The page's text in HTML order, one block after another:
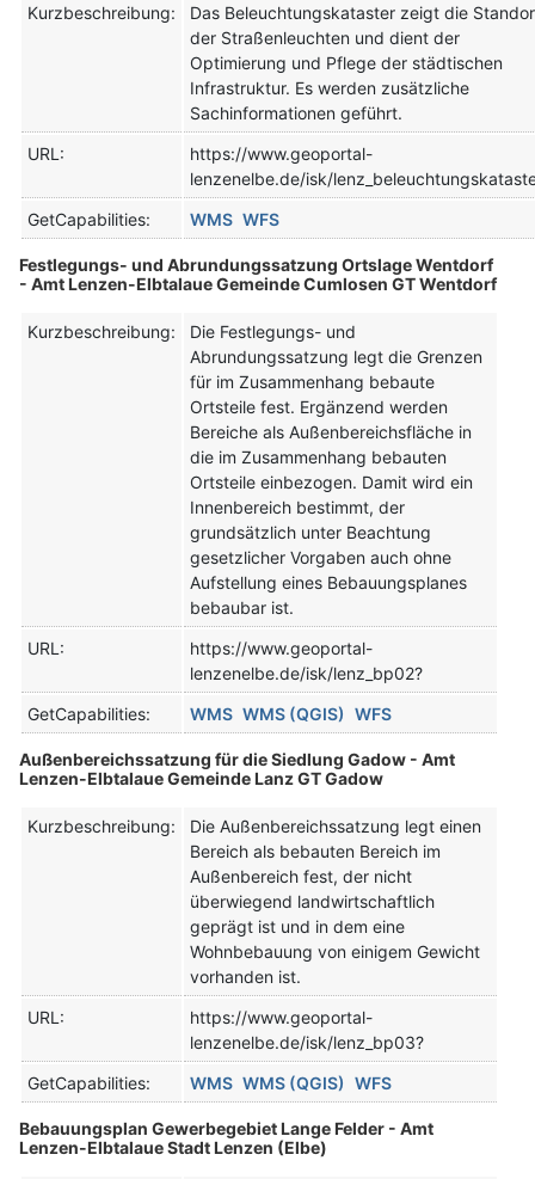
Kurzbeschreibung:
Das Beleuchtungskataster zeigt die
der Straßenleuchten und dient der
Optimierung und Pflege der städtischen
Infrastruktur. Es werden zusätzliche
Sachinformationen geführt.
URL:
https://www.geoportal-
lenzenelbe.de/isk/
GetCapabilities:
WMS WFS
Festlegungs- und Abrundungssatzung Ortslage Wentdorf
- Amt Lenzen-Elbtalaue Gemeinde Cumlosen GT Wentdorf
Kurzbeschreibung:
Die Festlegungs- und
Abrundungssatzung legt die Grenzen
für im Zusammenhang bebaute
Ortsteile fest. Ergänzend werden
Bereiche als Außenbereichsfläche in
die im Zusammenhang bebauten
Ortsteile einbezogen. Damit wird ein
Innenbereich bestimmt, der
grundsätzlich unter Beachtung
gesetzlicher Vorgaben auch ohne
Aufstellung eines Bebauungsplanes
bebaubar ist.
URL:
https://www.geoportal-
lenzenelbe.de/isk/lenz_bp02?
GetCapabilities:
WMS WMS (QGIS) WFS
Außenbereichssatzung für die Siedlung Gadow - Amt
Lenzen-Elbtalaue Gemeinde Lanz GT Gadow
Kurzbeschreibung:
Die Außenbereichssatzung legt einen
Bereich als bebauten Bereich im
Außenbereich fest, der nicht
überwiegend landwirtschaftlich
geprägt ist und in dem eine
Wohnbebauung von einigem Gewicht
vorhanden ist.
URL:
https://www.geoportal-
lenzenelbe.de/isk/lenz_bp03?
GetCapabilities:
WMS WMS (QGIS) WFS
Bebauungsplan Gewerbegebiet Lange Felder - Amt
Lenzen-Elbtalaue Stadt Lenzen (Elbe)